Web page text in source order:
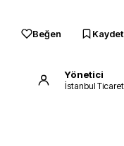
Beğen Kaydet
Yönetici
İstanbul